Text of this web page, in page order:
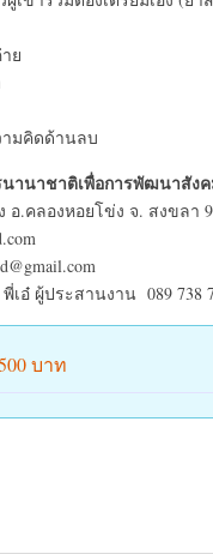
ย
คิดด้านลบ
านาชาติเพื่อการพัฒนาสัง
อ.คลองหอยโข่ง จ. สงขลา
พี่เอ๋ ผู้ประสานงาน 089 738
บาท